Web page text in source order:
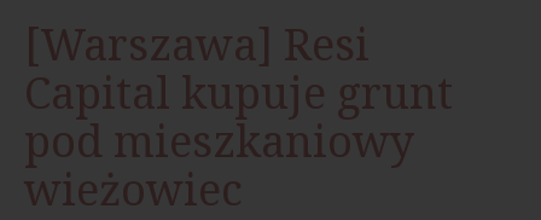
[Warszawa] Resi
Capital kupuje grunt
pod mieszkaniowy
wieżowiec